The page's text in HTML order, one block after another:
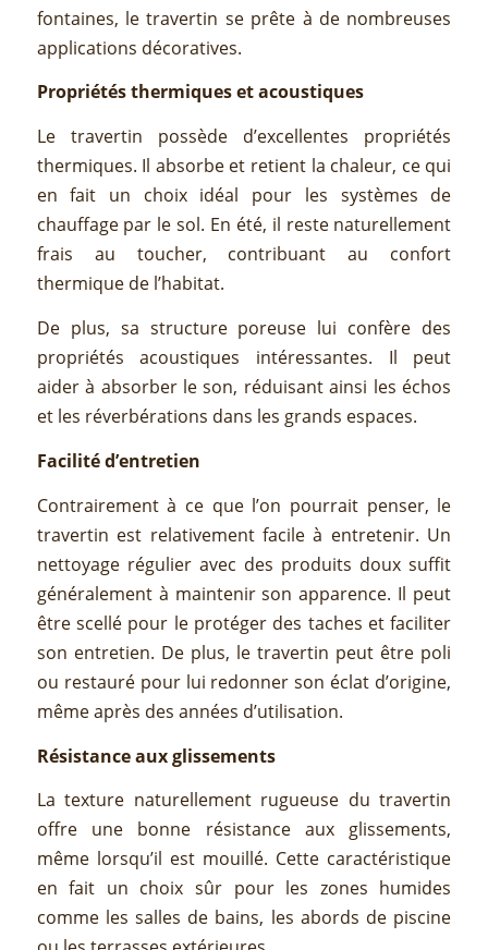
fontaines, le travertin se prête à de nombreuses
applications décoratives.
Propriétés thermiques et acoustiques
Le travertin possède d’excellentes propriétés
thermiques. Il absorbe et retient la chaleur, ce qui
en fait un choix idéal pour les systèmes de
chauffage par le sol. En été, il reste naturellement
frais au toucher, contribuant au confort
thermique de l’habitat.
De plus, sa structure poreuse lui confère des
propriétés acoustiques intéressantes. Il peut
aider à absorber le son, réduisant ainsi les échos
et les réverbérations dans les grands espaces.
Facilité d’entretien
Contrairement à ce que l’on pourrait penser, le
travertin est relativement facile à entretenir. Un
nettoyage régulier avec des produits doux suffit
généralement à maintenir son apparence. Il peut
être scellé pour le protéger des taches et faciliter
son entretien. De plus, le travertin peut être poli
ou restauré pour lui redonner son éclat d’origine,
même après des années d’utilisation.
Résistance aux glissements
La texture naturellement rugueuse du travertin
offre une bonne résistance aux glissements,
même lorsqu’il est mouillé. Cette caractéristique
en fait un choix sûr pour les zones humides
comme les salles de bains, les abords de piscine